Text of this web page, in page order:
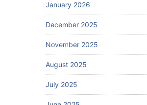
January 2026
December 2025
November 2025
August 2025
July 2025